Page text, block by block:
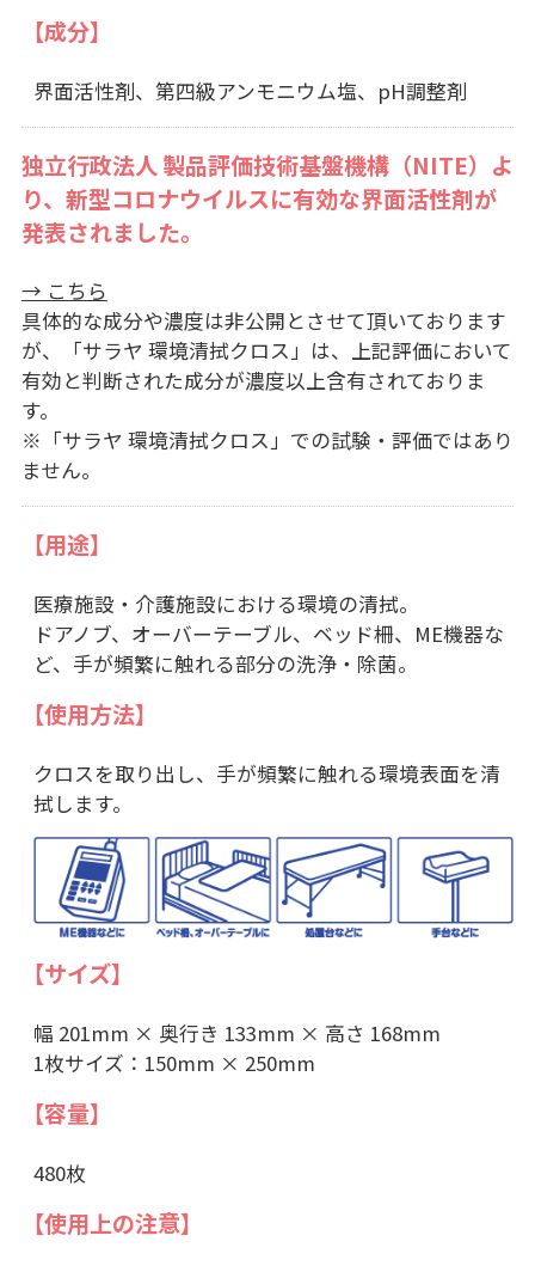
【成分】
界面活性剤、第四級アンモニウム塩、pH調整剤
独立行政法人 製品評価技術基盤機構（NITE）よ
り、新型コロナウイルスに有効な界面活性剤が
発表されました。
→ こちら
具体的な成分や濃度は非公開とさせて頂いております
が、「サラヤ 環境清拭クロス」は、上記評価において
有効と判断された成分が濃度以上含有されておりま
す。
※「サラヤ 環境清拭クロス」での試験・評価ではあり
ません。
【用途】
医療施設・介護施設における環境の清拭。
ドアノブ、オーバーテーブル、ベッド柵、ME機器な
ど、手が頻繁に触れる部分の洗浄・除菌。
【使用方法】
クロスを取り出し、手が頻繁に触れる環境表面を清
拭します。
【サイズ】
幅 201mm × 奥行き 133mm × 高さ 168mm
1枚サイズ：150mm × 250mm
【容量】
480枚
【使用上の注意】